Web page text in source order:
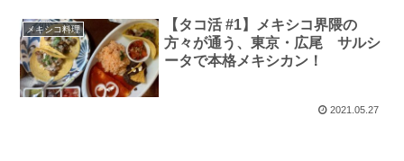
メキシコ料理
【タコ活 #1】メキシコ界隈の
方々が通う、東京・広尾 サルシ
ータで本格メキシカン！
2021.05.27